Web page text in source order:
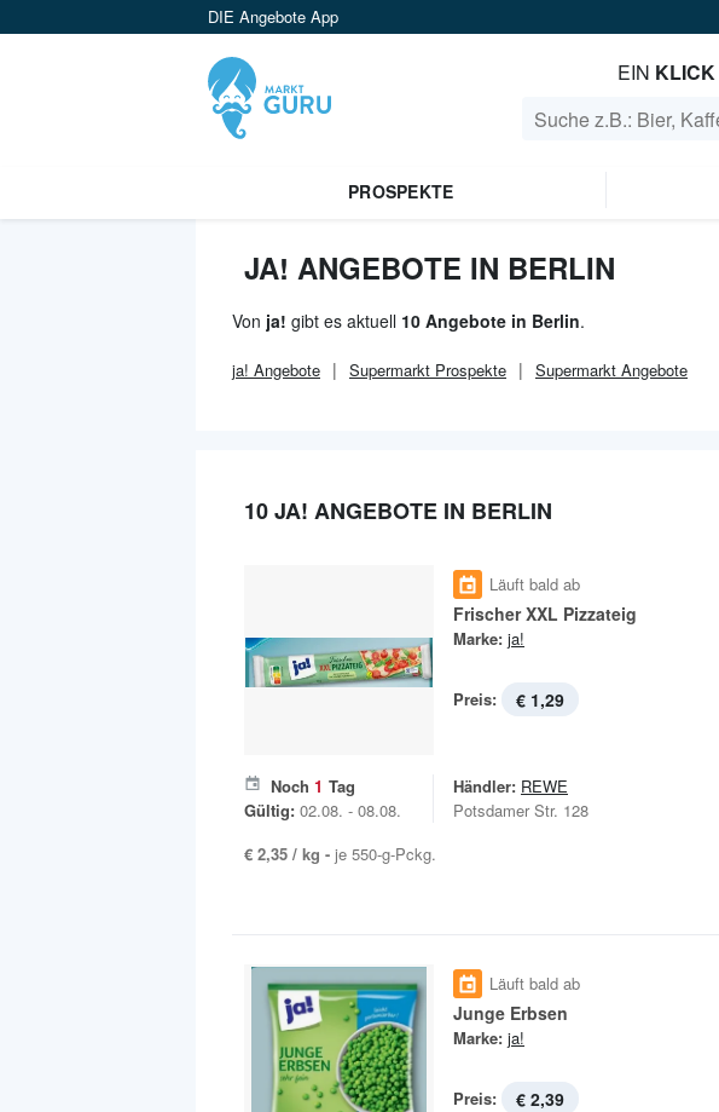
DIE Angebote App
EIN KLICK
PROSPEKTE
JA! ANGEBOTE IN BERLIN
Von ja! gibt es aktuell 10 Angebote in Berlin.
ja! Angebote Supermarkt Prospekte Supermarkt Angebote
10 JA! ANGEBOTE IN BERLIN
Läuft bald ab
Frischer XXL Pizzateig
Marke: ja!
Preis: € 1,29
Noch 1 Tag
Gültig: 02.08. - 08.08.
Händler: REWE
Potsdamer Str. 128
€ 2,35 / kg - je 550-g-Pckg.
Läuft bald ab
Junge Erbsen
Marke: ja!
Preis: € 2,39